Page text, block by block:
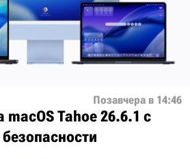
Позавчера в 14:46
macOS Tahoe 26.6.1 с